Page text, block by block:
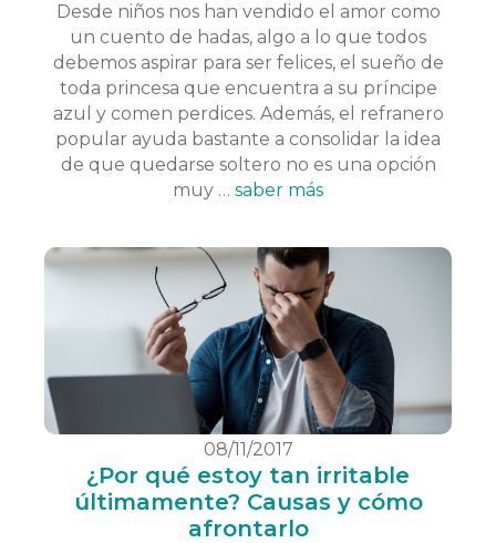
Desde niños nos han vendido el amor como
un cuento de hadas, algo a lo que todos
debemos aspirar para ser felices, el sueño de
toda princesa que encuentra a su príncipe
azul y comen perdices. Además, el refranero
popular ayuda bastante a consolidar la idea
de que quedarse soltero no es una opción
muy … saber más
08/11/2017
¿Por qué estoy tan irritable
últimamente? Causas y cómo
afrontarlo